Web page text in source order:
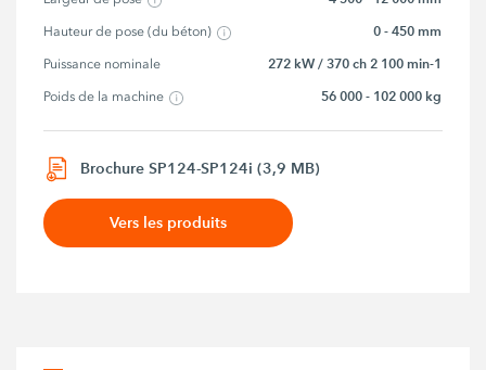
Hauteur de pose (du béton) 0 - 450 mm
Puissance nominale 272 kW / 370 ch 2 100 min-1
Poids de la machine 56 000 - 102 000 kg
Brochure SP124-SP124i (3,9 MB)
Vers les produits